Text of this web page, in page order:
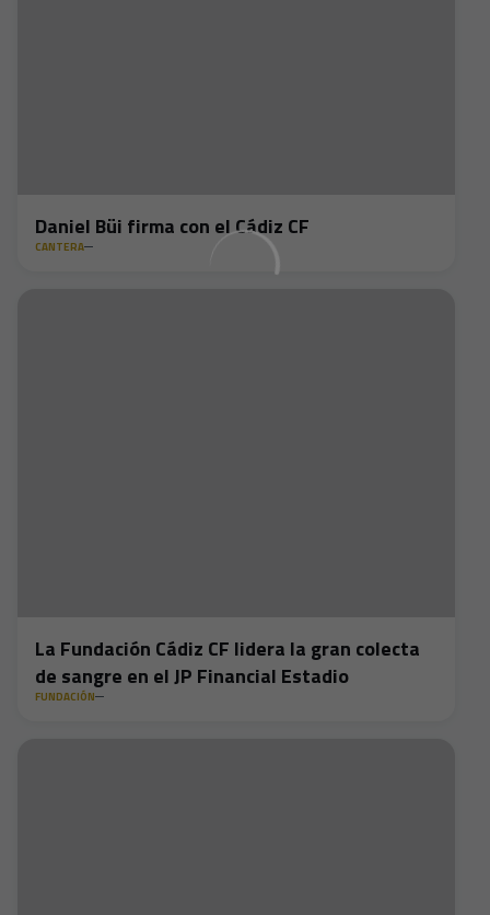
Daniel Büi firma con el Cádiz CF
CANTERA
La Fundación Cádiz CF lidera la gran colecta
de sangre en el JP Financial Estadio
FUNDACIÓN